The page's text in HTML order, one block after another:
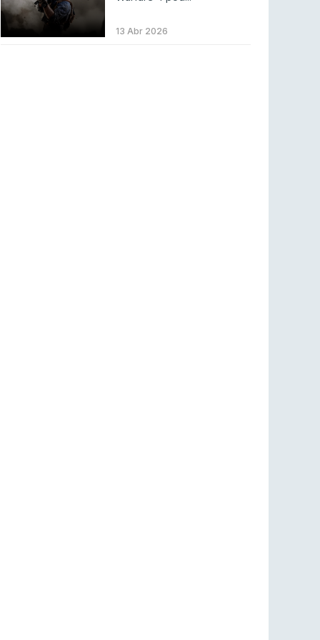
MOUZ surpreende Spirit para vencer BLAST
Bounty
13 Abr 2026